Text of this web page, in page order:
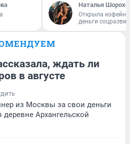
Наталья
Открыла
деньги
ждать ли
в августе
из Москвы за свои деньги
Архангельской